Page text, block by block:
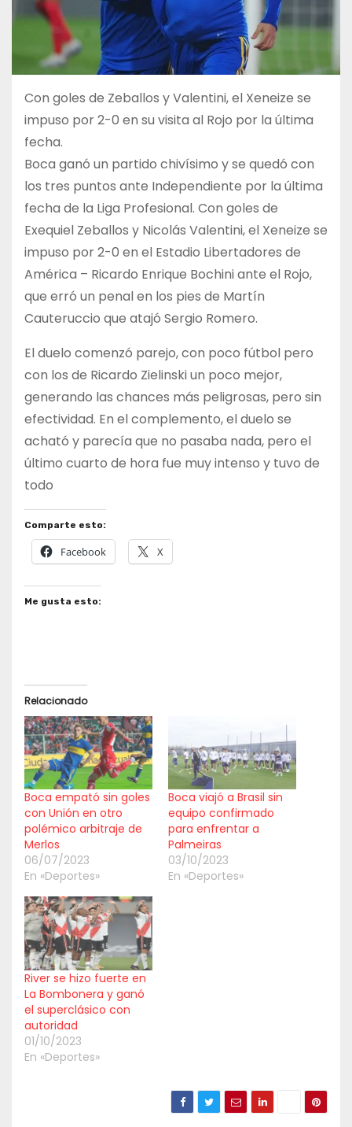
Con goles de Zeballos y Valentini, el Xeneize se
impuso por 2-0 en su visita al Rojo por la última
fecha.
Boca ganó un partido chivísimo y se quedó con
los tres puntos ante Independiente por la última
fecha de la Liga Profesional. Con goles de
Exequiel Zeballos y Nicolás Valentini, el Xeneize se
impuso por 2-0 en el Estadio Libertadores de
América – Ricardo Enrique Bochini ante el Rojo,
que erró un penal en los pies de Martín
Cauteruccio que atajó Sergio Romero.
El duelo comenzó parejo, con poco fútbol pero
con los de Ricardo Zielinski un poco mejor,
generando las chances más peligrosas, pero sin
efectividad. En el complemento, el duelo se
acható y parecía que no pasaba nada, pero el
último cuarto de hora fue muy intenso y tuvo de
todo
Comparte esto:
Facebook X
Me gusta esto:
Relacionado
Boca empató sin goles
con Unión en otro
polémico arbitraje de
Merlos
06/07/2023
En «Deportes»
Boca viajó a Brasil sin
equipo confirmado
para enfrentar a
Palmeiras
03/10/2023
En «Deportes»
River se hizo fuerte en
La Bombonera y ganó
el superclásico con
autoridad
01/10/2023
En «Deportes»